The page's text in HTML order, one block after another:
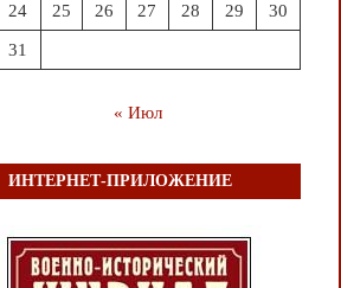
24 25 26 27 28 29 30
31
« Июл
ИНТЕРНЕТ-ПРИЛОЖЕНИЕ